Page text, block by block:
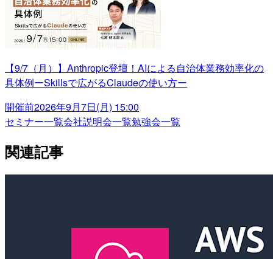
【9/7（月）】Anthropic登壇！AIによる自治体業務効率化の
具体例ーSkillsで広がるClaudeの使い方ー
開催前2026年9月7日(月) 15:00
セミナー一覧会社説明会一覧勉強会一覧
関連記事